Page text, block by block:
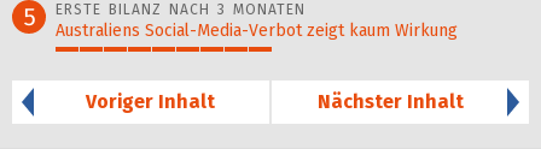
5 ERSTE BILANZ NACH 3 MONATEN
Australiens Social-Media-Verbot zeigt kaum Wirkung
Voriger Inhalt
Nächster Inhalt